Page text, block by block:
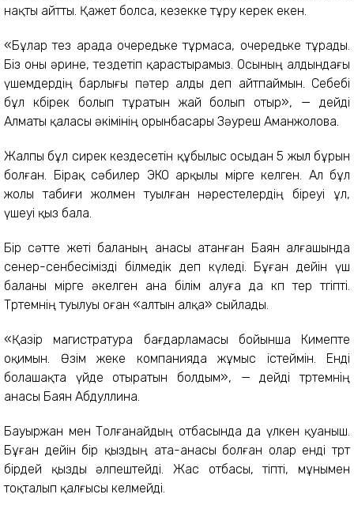
нақты айтты. Қажет болса, кезекке тұру керек екен.
«Бұлар тез арада очередьке тұрмаса, очередьке тұрады.
Біз оны әрине, тездетіп қарастырамыз. Осының алдындағы
үшемдердің барлығы пәтер алды деп айтпаймын. Себебі
бұл көбірек болып тұратын жай болып отыр», — дейді
Алматы қаласы әкімінің орынбасары Зәуреш Аманжолова.
Жалпы бұл сирек кездесетін құбылыс осыдан 5 жыл бұрын
болған. Бірақ сәбилер ЭКО арқылы өмірге келген. Ал бұл
жолы табиғи жолмен туылған нәрестелердің біреуі ұл,
үшеуі қыз бала.
Бір сәтте жеті баланың анасы атанған Баян алғашында
сенер-сенбесімізді білмедік деп күледі. Бұған дейін үш
баланы өмірге әкелген ана білім алуға да көп тер төгіпті.
Төртемнің туылуы оған «алтын алқа» сыйлады.
«Қазір магистратура бағдарламасы бойынша Кимепте
оқимын. Өзім жеке компанияда жұмыс істеймін. Енді
болашақта үйде отыратын болдым», — дейді төртемнің
анасы Баян Абдуллина.
Бауыржан мен Толғанайдың отбасында да үлкен қуаныш.
Бұған дейін бір қыздың ата-анасы болған олар енді төрт
бірдей қызды әлпештейді. Жас отбасы, тіпті, мұнымен
тоқталып қалғысы келмейді.